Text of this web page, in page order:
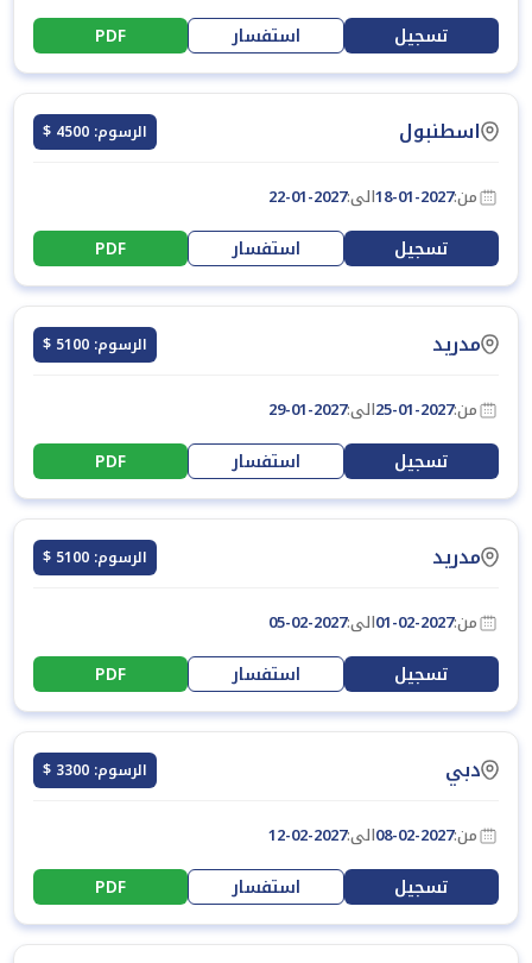
تسجيل استفسار PDF
اسطنبول الرسوم: 4500 $
من:18-01-2027الى:22-01-2027
تسجيل استفسار PDF
مدريد الرسوم: 5100 $
من:25-01-2027الى:29-01-2027
تسجيل استفسار PDF
مدريد الرسوم: 5100 $
من:01-02-2027الى:05-02-2027
تسجيل استفسار PDF
دبي الرسوم: 3300 $
من:08-02-2027الى:12-02-2027
تسجيل استفسار PDF